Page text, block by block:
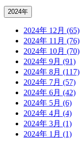
2024年
2024年 12月 (65)
2024年 11月 (76)
2024年 10月 (70)
2024年 9月 (91)
2024年 8月 (117)
2024年 7月 (57)
2024年 6月 (42)
2024年 5月 (6)
2024年 4月 (4)
2024年 3月 (1)
2024年 1月 (1)